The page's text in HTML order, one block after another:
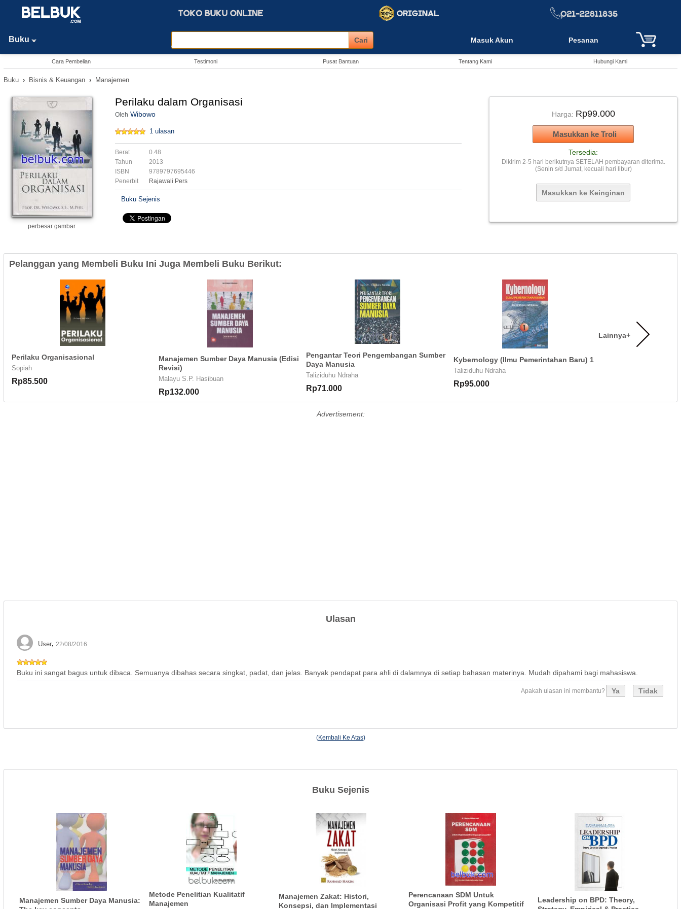
Buku Masuk Akun Pesanan
Cara Pembelian Testimoni Pusat Bantuan Tentang Kami Hubungi Kami
Buku › Bisnis & Keuangan › Manajemen
perbesar gambar
Perilaku dalam Organisasi
Oleh Wibowo
1 ulasan
Berat
0.48
Tahun
2013
ISBN
9789797695446
Penerbit
Rajawali Pers
Buku Sejenis
Harga: Rp99.000
Tersedia:
Dikirim 2-5 hari berikutnya SETELAH pembayaran diterima.
(Senin s/d Jumat, kecuali hari libur)
Pelanggan yang Membeli Buku Ini Juga Membeli Buku Berikut:
Perilaku Organisasional
Sopiah
Rp85.500
Manajemen Sumber Daya Manusia (Edisi
Revisi)
Malayu S.P. Hasibuan
Rp132.000
Pengantar Teori Pengembangan Sumber
Daya Manusia
Taliziduhu Ndraha
Rp71.000
Kybernology (Ilmu Pemerintahan Baru) 1
Taliziduhu Ndraha
Rp95.000
Lainnya+
Advertisement:
Ulasan
User, 22/08/2016
Buku ini sangat bagus untuk dibaca. Semuanya dibahas secara singkat, padat, dan jelas. Banyak pendapat para ahli di dalamnya di setiap bahasan materinya. Mudah dipahami bagi mahasiswa.
Apakah ulasan ini membantu? Ya Tidak
(Kembali Ke Atas)
Buku Sejenis
Manajemen Sumber Daya Manusia:
Metode Penelitian Kualitatif
Manajemen
Manajemen Zakat: Histori,
Konsepsi, dan Implementasi
Perencanaan SDM Untuk
Organisasi Profit yang Kompetitif
Leadership on BPD: Theory,